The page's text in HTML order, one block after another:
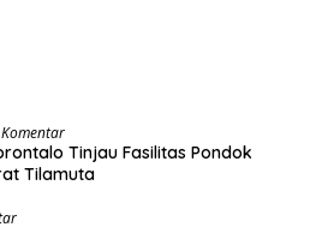
Tinjau Fasilitas Pondok
Tilamuta